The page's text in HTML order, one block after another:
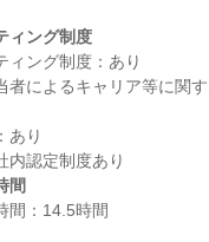
ィング制度
ィング制度：あり
あり
間
間：14.5時間